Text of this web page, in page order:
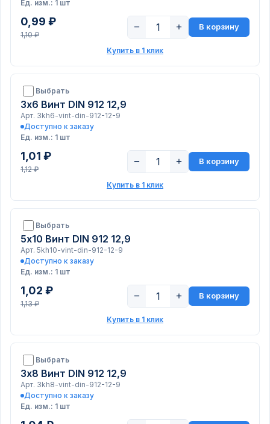
Ед. изм.: 1 шт
0,99 ₽
1,10 ₽
− + В корзину
Купить в 1 клик
Выбрать
3х6 Винт DIN 912 12,9
Арт. 3kh6-vint-din-912-12-9
Доступно к заказу
Ед. изм.: 1 шт
1,01 ₽
1,12 ₽
− + В корзину
Купить в 1 клик
Выбрать
5х10 Винт DIN 912 12,9
Арт. 5kh10-vint-din-912-12-9
Доступно к заказу
Ед. изм.: 1 шт
1,02 ₽
1,13 ₽
− + В корзину
Купить в 1 клик
Выбрать
3х8 Винт DIN 912 12,9
Арт. 3kh8-vint-din-912-12-9
Доступно к заказу
Ед. изм.: 1 шт